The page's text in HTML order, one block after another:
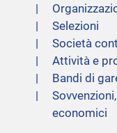
Selezioni
Società
Attività e
Bandi di
economici